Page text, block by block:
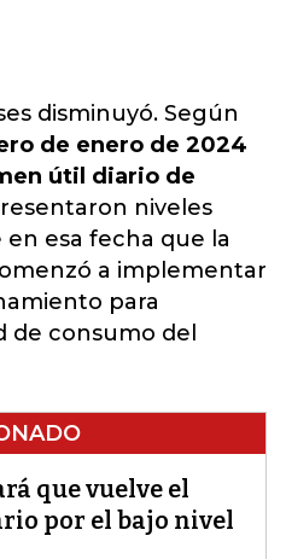
disminuyó. Según
de enero de 2024
útil diario de
niveles
en esa fecha que la
a implementar
para
de consumo del
que vuelve el
por el bajo nivel